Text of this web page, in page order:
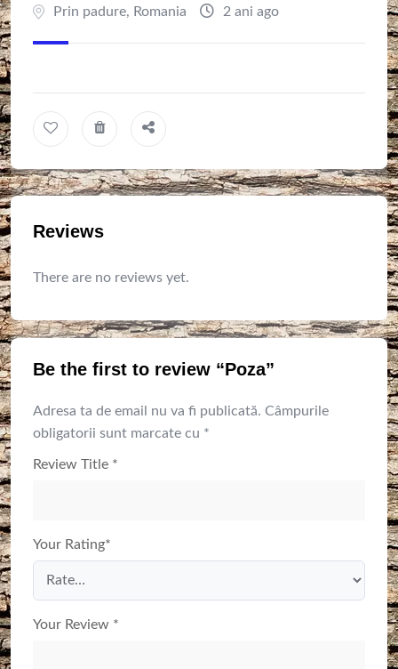
Prin padure, Romania 2 ani ago
Reviews
There are no reviews yet.
Be the first to review “Poza”
Adresa ta de email nu va fi publicată. Câmpurile
obligatorii sunt marcate cu *
Review Title *
Your Rating*
Your Review *